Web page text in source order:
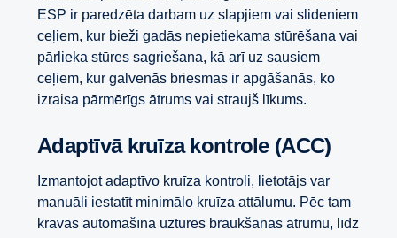
ESP ir paredzēta darbam uz slapjiem vai slideniem
ceļiem, kur bieži gadās nepietiekama stūrēšana vai
pārlieka stūres sagriešana, kā arī uz sausiem
ceļiem, kur galvenās briesmas ir apgāšanās, ko
izraisa pārmērīgs ātrums vai straujš līkums.
Adaptīvā kruīza kontrole (ACC)
Izmantojot adaptīvo kruīza kontroli, lietotājs var
manuāli iestatīt minimālo kruīza attālumu. Pēc tam
kravas automašīna uzturēs braukšanas ātrumu, līdz